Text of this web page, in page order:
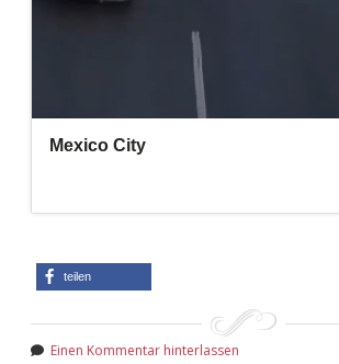
teilen
Einen Kommentar hinterlassen